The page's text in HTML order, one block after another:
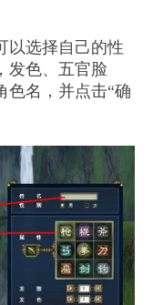
以选择自己的性
发色、五官脸
色名，并点击“确